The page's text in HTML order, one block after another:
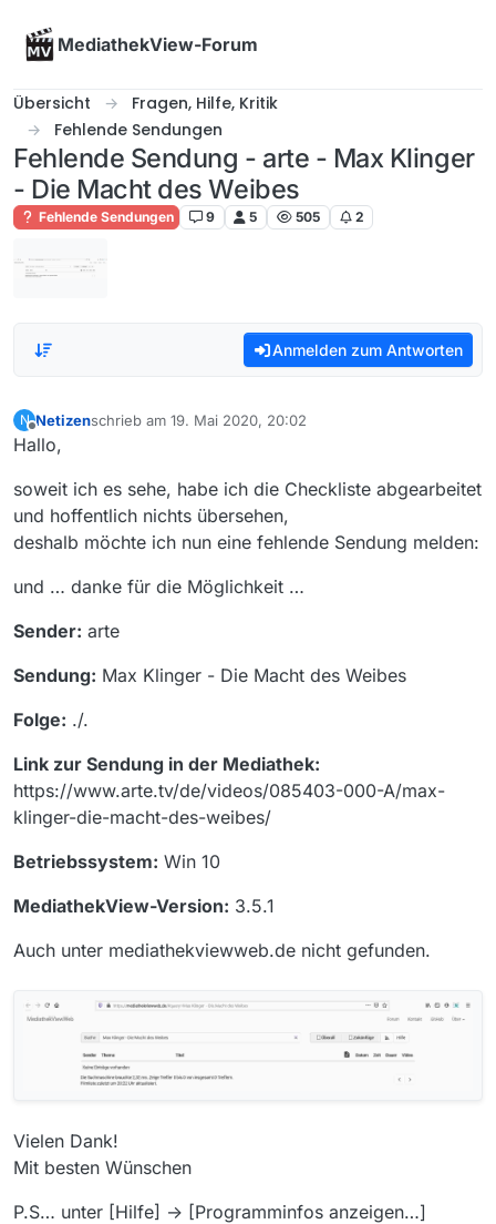
MediathekView-Forum
Übersicht
Fragen, Hilfe, Kritik
Fehlende Sendungen
Fehlende Sendung - arte - Max Klinger
- Die Macht des Weibes
Fehlende Sendungen 9 5 505 2
Anmelden zum Antworten
N
Offline
Netizenschrieb am 19. Mai 2020, 20:02
zuletzt editiert von
Hallo,
soweit ich es sehe, habe ich die Checkliste abgearbeitet
und hoffentlich nichts übersehen,
deshalb möchte ich nun eine fehlende Sendung melden:
und … danke für die Möglichkeit …
Sender: arte
Sendung: Max Klinger - Die Macht des Weibes
Folge: ./.
Link zur Sendung in der Mediathek:
https://www.arte.tv/de/videos/085403-000-A/max-
klinger-die-macht-des-weibes/
Betriebssystem: Win 10
MediathekView-Version: 3.5.1
Auch unter mediathekviewweb.de nicht gefunden.
Vielen Dank!
Mit besten Wünschen
P.S… unter [Hilfe] -> [Programminfos anzeigen…]